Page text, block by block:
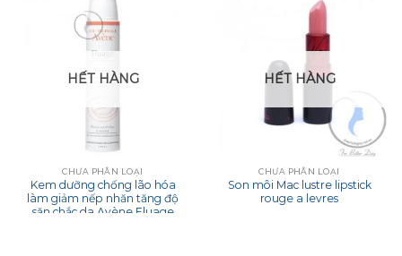
HẾT HÀNG
CHƯA PHÂN LOẠI
Kem dưỡng chống lão hóa
làm giảm nếp nhăn tăng độ
săn chắc da Avène Eluage
HẾT HÀNG
CHƯA PHÂN LOẠI
Son môi Mac lustre lipstick
rouge a levres